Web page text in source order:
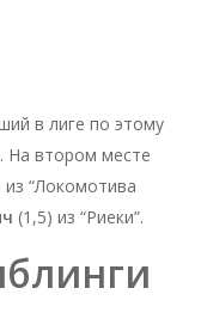
в лиге по этому
На втором месте
из “Локомотива
(1,5) из “Риеки”.